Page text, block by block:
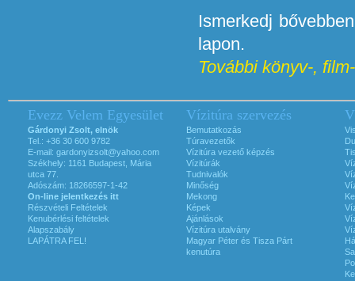
Ismerkedj
lapon.
További könyv-,
Evezz Velem Egyesület
Gárdonyi Zsolt, elnök
Tel.: +36 30 600 9782
E-mail: gardonyizsolt@yahoo.com
Székhely: 1161 Budapest, Mária
utca 77.
Adószám: 18266597-1-42
On-line jelentkezés itt
Részvételi Feltételek
Kenubérlési feltételek
Alapszabály
LAPÁTRA FEL!
Vízitúra szervezés
Bemutatkozás
Túravezetők
Vízitúra vezető képzés
Vízitúrák
Tudnivalók
Minőség
Mekong
Képek
Ajánlások
Vízitúra utalvány
Magyar Péter és Tisza Párt
kenutúra